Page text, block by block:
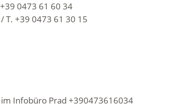
0473 61 60 34
T. +39 0473 61 30 15
Infobüro Prad +390473616034